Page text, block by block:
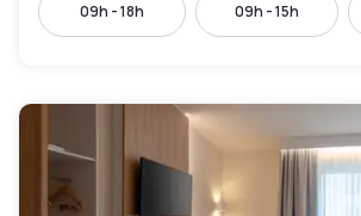
09h - 18h 09h - 15h